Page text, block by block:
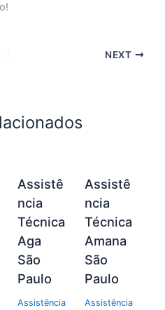
NEXT
Assistê
ncia
Técnica
Aga
São
Paulo
Assistência
Assistê
ncia
Técnica
Amana
São
Paulo
Assistência